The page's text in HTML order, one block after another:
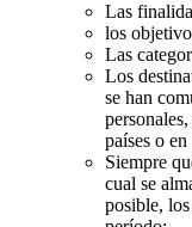
Las
los
Las
Los
se han
países o
Siempre
cual se
posible,